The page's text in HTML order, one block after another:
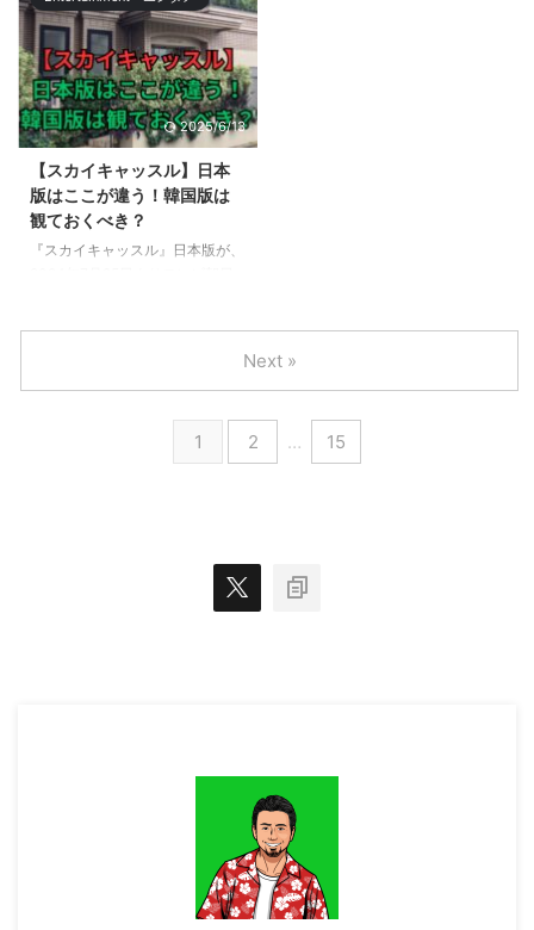
が18.6%に達し、続編を期待する
声が高まっていました。 続編
『ブラックペアン2』は、前作か
ら続投するキャストに加え、新た
に登場する豪華な新キャストにも
注目が集まっています。 また、
前作で人気だった趣里さんが演じ
た看護師の猫田（猫ちゃん）が登
場するのかも気になるところで
す。 この記事では、『ブラック
ペアン2』に、趣里さんが演じた
2025/6/13
【スカイキャッスル】日本
版はここが違う！韓国版は
観ておくべき？
『スカイキャッスル』日本版が、
歴代最高視聴率を記録しました。
韓国での大ヒット作品の日本版リ
メイクということで、大きな注目
が集まっています。 この記事で
おく必要があるのかを解説しま
す。 【スカイキャッスル】日本
版はここが違う！ 韓国版「SKY
1 2 … 15
Next »